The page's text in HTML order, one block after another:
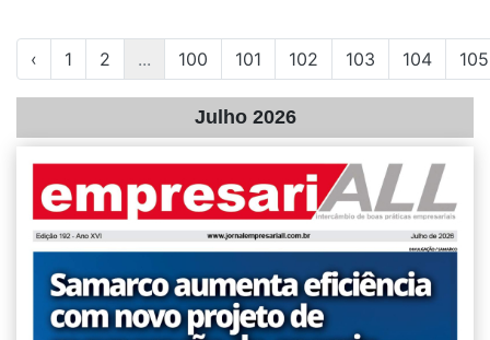
‹ 1 2 ... 100 101 102 103 104 105
Julho 2026